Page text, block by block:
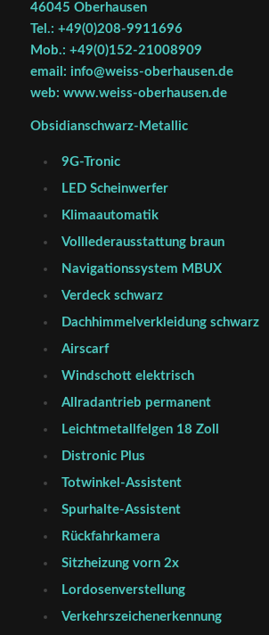
46045 Oberhausen
Tel.: +49(0)208-9911696
Mob.: +49(0)152-21008909
email: info@weiss-oberhausen.de
web: www.weiss-oberhausen.de
Obsidianschwarz-Metallic
9G-Tronic
LED Scheinwerfer
Klimaautomatik
Volllederausstattung braun
Navigationssystem MBUX
Verdeck schwarz
Dachhimmelverkleidung schwarz
Airscarf
Windschott elektrisch
Allradantrieb permanent
Leichtmetallfelgen 18 Zoll
Distronic Plus
Totwinkel-Assistent
Spurhalte-Assistent
Rückfahrkamera
Sitzheizung vorn 2x
Lordosenverstellung
Verkehrszeichenerkennung